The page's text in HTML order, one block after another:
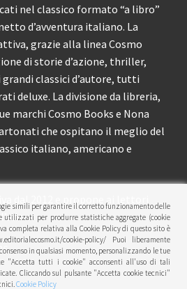
nel classico formato “a libro”
d’avventura italiano. La
grazie alla linea Cosmo
di storie d’azione, thriller,
classici d’autore, tutti
deluxe. La divisione da libreria,
marchi Cosmo Books e Nona
che ospitano il meglio del
italiano, americano e
simili per garantire il corretto funzionamento delle
utilizzati per produrre statistiche aggregate (cookie
completa relativa alla Cookie Policy di questo sito è
cookie-policy/ Puoi liberamente
in qualsiasi momento, personalizzando le tue
"Accetta tutti i cookie" acconsenti all'uso di tali
Cliccando sul pulsante "Accetta cookie tecnici"
Cookie Policy